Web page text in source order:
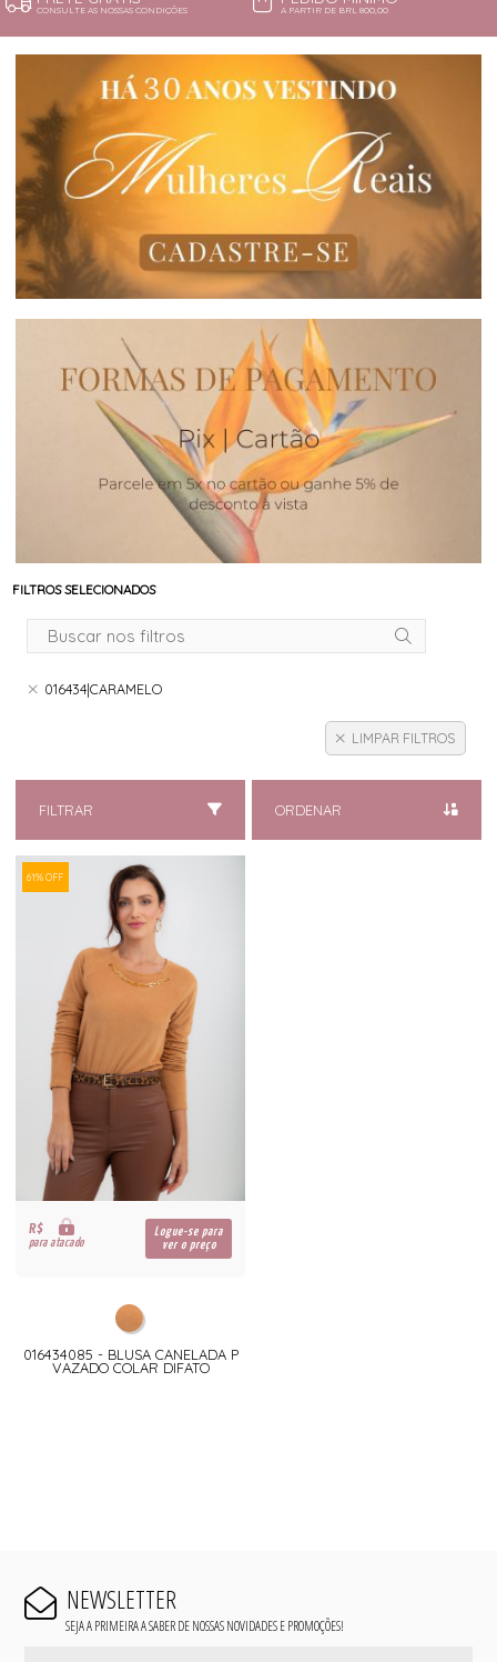
CONSULTE AS NOSSAS CONDIÇÕES A PARTIR DE BRL 800,00
FILTROS SELECIONADOS
016434|CARAMELO
LIMPAR FILTROS
FILTRAR ORDENAR
61% OFF
R$
para atacado
Logue-se para
ver o preço
016434085 - BLUSA CANELADA P
VAZADO COLAR DIFATO
NEWSLETTER
SEJA A PRIMEIRA A SABER DE NOSSAS NOVIDADES E PROMOÇÕES!